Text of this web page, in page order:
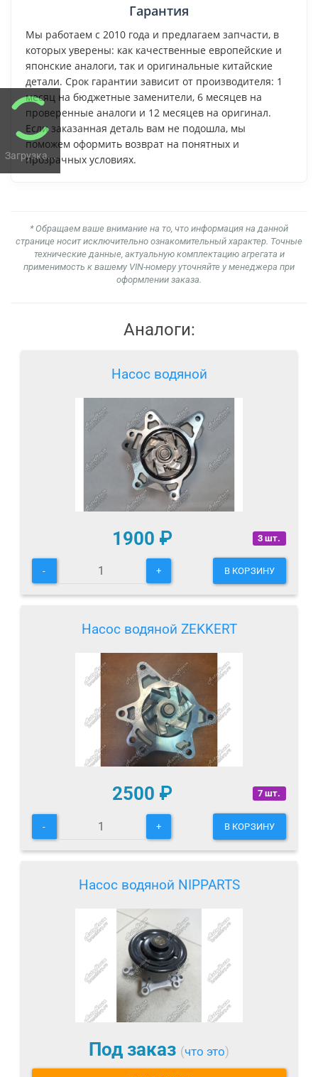
Загрузка...
Гарантия
Мы работаем с 2010 года и предлагаем запчасти, в
которых уверены: как качественные европейские и
японские аналоги, так и оригинальные китайские
детали. Срок гарантии зависит от производителя: 1
месяц на бюджетные заменители, 6 месяцев на
проверенные аналоги и 12 месяцев на оригинал.
Если заказанная деталь вам не подошла, мы
поможем оформить возврат на понятных и
прозрачных условиях.
* Обращаем ваше внимание на то, что информация на данной
странице носит исключительно ознакомительный характер. Точные
технические данные, актуальную комплектацию агрегата и
применимость к вашему VIN-номеру уточняйте у менеджера при
оформлении заказа.
Аналоги:
Насос водяной
3 шт.
1900 ₽
- + В КОРЗИНУ
Насос водяной ZEKKERT
7 шт.
2500 ₽
- + В КОРЗИНУ
Насос водяной NIPPARTS
Под заказ (что это)